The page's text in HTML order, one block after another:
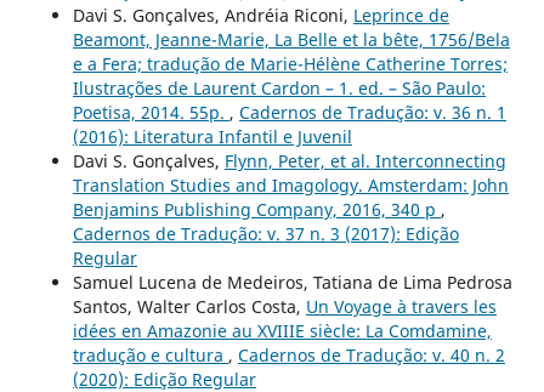
Davi S. Gonçalves, Andréia Riconi, Leprince de
Beamont, Jeanne-Marie, La Belle et la bête, 1756/Bela
e a Fera; tradução de Marie-Hélène Catherine Torres;
Ilustrações de Laurent Cardon – 1. ed. – São Paulo:
Poetisa, 2014. 55p. , Cadernos de Tradução: v. 36 n. 1
(2016): Literatura Infantil e Juvenil
Davi S. Gonçalves, Flynn, Peter, et al. Interconnecting
Translation Studies and Imagology. Amsterdam: John
Benjamins Publishing Company, 2016, 340 p ,
Cadernos de Tradução: v. 37 n. 3 (2017): Edição
Regular
Samuel Lucena de Medeiros, Tatiana de Lima Pedrosa
Santos, Walter Carlos Costa, Un Voyage à travers les
idées en Amazonie au XVIIIE siècle: La Comdamine,
tradução e cultura , Cadernos de Tradução: v. 40 n. 2
(2020): Edição Regular